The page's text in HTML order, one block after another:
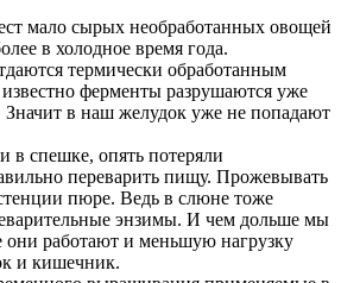
мало сырых необработанных овощей
в холодное время года.
термически обработанным
ферменты разрушаются уже
Значит в наш желудок уже не попадают
в спешке, опять потеряли
переварить пищу. Прожевывать
пюре. Ведь в слюне тоже
энзимы. И чем дольше мы
работают и меньшую нагрузку
и кишечник.